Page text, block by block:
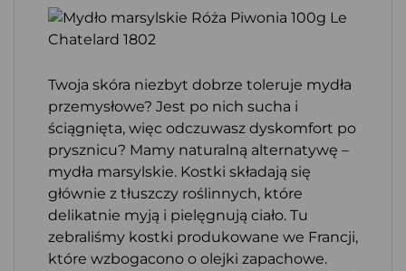
Twoja skóra niezbyt dobrze toleruje mydła
przemysłowe? Jest po nich sucha i
ściągnięta, więc odczuwasz dyskomfort po
prysznicu? Mamy naturalną alternatywę –
mydła marsylskie. Kostki składają się
głównie z tłuszczy roślinnych, które
delikatnie myją i pielęgnują ciało. Tu
zebraliśmy kostki produkowane we Francji,
które wzbogacono o olejki zapachowe.